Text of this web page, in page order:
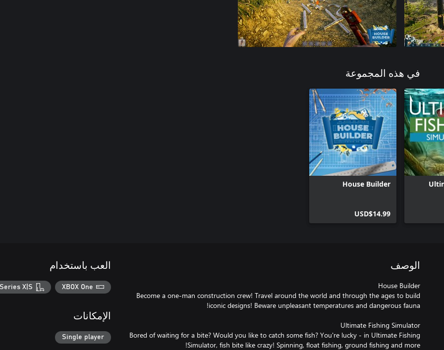
في هذه المجموعة
House Builder
USD$14.99
الوصف
Become a one-man construction crew! Travel around the world and through the ages to build
Bored of waiting for a bite? Would you like to catch some fish? You're lucky - in Ultimate Fishing
Simulator, fish bite like crazy! Spinning, float fishing, ground fishing and more!
العب باستخدام
XBOX One
X|S
الإمكانات
Single player